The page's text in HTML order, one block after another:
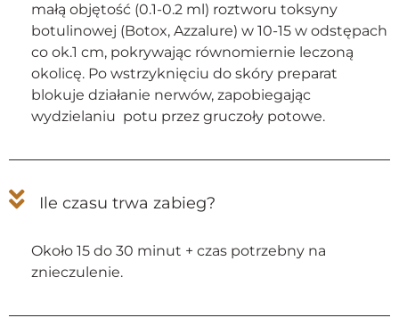
małą objętość (0.1-0.2 ml) roztworu toksyny
botulinowej (Botox, Azzalure) w 10-15 w odstępach
co ok.1 cm, pokrywając równomiernie leczoną
okolicę. Po wstrzyknięciu do skóry preparat
blokuje działanie nerwów, zapobiegając
wydzielaniu potu przez gruczoły potowe.
Ile czasu trwa zabieg?
Około 15 do 30 minut + czas potrzebny na
znieczulenie.